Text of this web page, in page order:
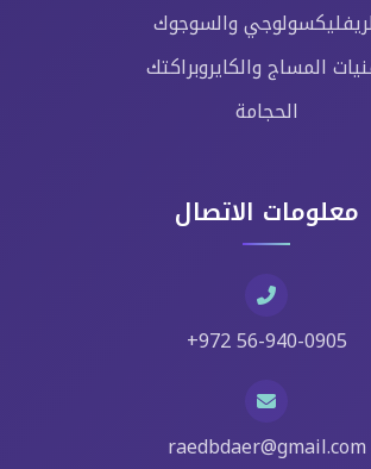
والسوجوك
المساج والكايروبراكتك
الحجامة
معلومات الاتصال
+972 56-940-0905
raedbdaer@gmail.com